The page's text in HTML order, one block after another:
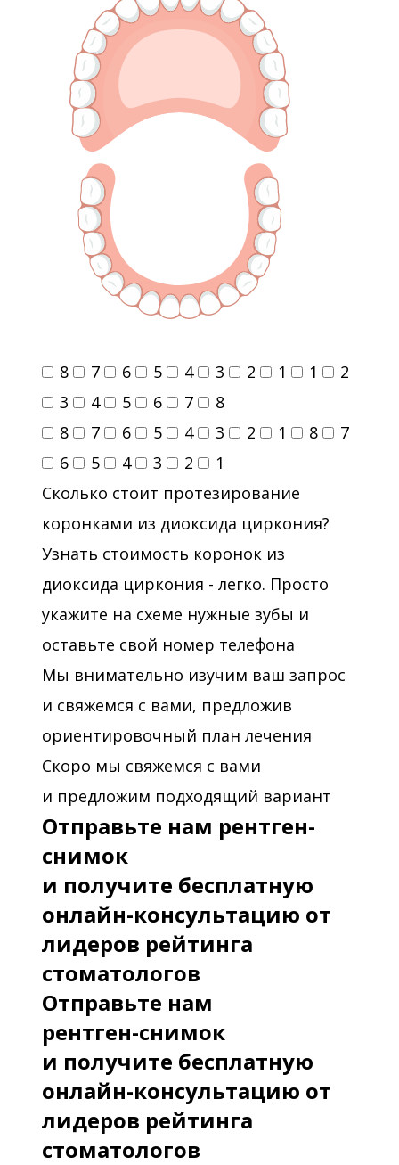
8 7 6 5 4 3 2 1 1
2
3
4 5 6 7
8
8
7 6 5 4 3 2 1 8
7
6
5 4 3 2
1
Сколько стоит протезирование
коронками из диоксида циркония?
Узнать стоимость коронок из
диоксида циркония - легко. Просто
укажите на схеме нужные зубы и
оставьте свой номер телефона
Мы внимательно изучим ваш запрос
и свяжемся с вами, предложив
ориентировочный план лечения
Скоро мы свяжемся с вами
и предложим подходящий вариант
Отправьте нам рентген-
снимок
и получите бесплатную
онлайн-консультацию от
лидеров рейтинга
стоматологов
Отправьте нам
рентген-снимок
и получите бесплатную
онлайн-консультацию от
лидеров рейтинга
стоматологов